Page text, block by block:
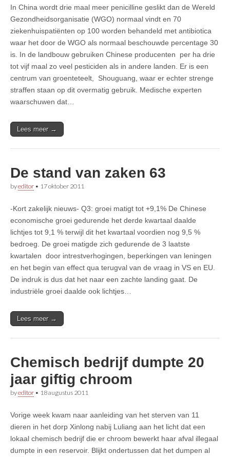
In China wordt drie maal meer penicilline geslikt dan de Wereld
Gezondheidsorganisatie (WGO) normaal vindt en 70
ziekenhuispatiënten op 100 worden behandeld met antibiotica
waar het door de WGO als normaal beschouwde percentage 30
is. In de landbouw gebruiken Chinese producenten per ha drie
tot vijf maal zo veel pesticiden als in andere landen. Er is een
centrum van groenteteelt, Shouguang, waar er echter strenge
straffen staan op dit overmatig gebruik. Medische experten
waarschuwen dat…
Lees meer →
De stand van zaken 63
byeditor • 17 oktober 2011
-Kort zakelijk nieuws- Q3: groei matigt tot +9,1% De Chinese
economische groei gedurende het derde kwartaal daalde
lichtjes tot 9,1 % terwijl dit het kwartaal voordien nog 9,5 %
bedroeg. De groei matigde zich gedurende de 3 laatste
kwartalen door intrestverhogingen, beperkingen van leningen
en het begin van effect qua terugval van de vraag in VS en EU.
De indruk is dus dat het naar een zachte landing gaat. De
industriële groei daalde ook lichtjes…
Lees meer →
Chemisch bedrijf dumpte 20
jaar giftig chroom
byeditor • 18 augustus 2011
Vorige week kwam naar aanleiding van het sterven van 11
dieren in het dorp Xinlong nabij Luliang aan het licht dat een
lokaal chemisch bedrijf die er chroom bewerkt haar afval illegaal
dumpte in een reservoir. Blijkt ondertussen dat het dumpen al